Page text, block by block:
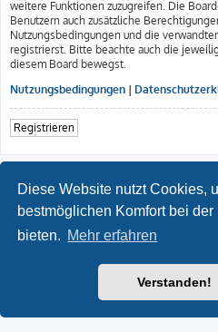
Diese Website nutzt Cookies,
bestmöglichen Komfort bei der
bieten. Mehr erfahren
Verstanden!
weitere Funktionen zuzugreifen. Die
Benutzern auch zusätzliche
Nutzungsbedingungen und die
registrierst. Bitte beachte auch die
diesem Board bewegst.
Nutzungsbedingungen |
Registrieren
© Copyright2021 | ft-817.com |
ProLight Style by
Datenschutz|